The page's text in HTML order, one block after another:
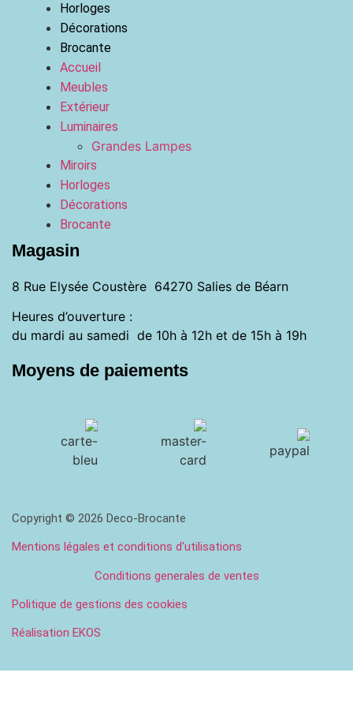
Horloges
Décorations
Brocante
Accueil
Meubles
Extérieur
Luminaires
Grandes Lampes
Miroirs
Horloges
Décorations
Brocante
Magasin
8 Rue Elysée Coustère 64270 Salies de Béarn
Heures d’ouverture :
du mardi au samedi de 10h à 12h et de 15h à 19h
Moyens de paiements
Copyright © 2026 Deco-Brocante
Mentions légales et conditions d'utilisations
Conditions generales de ventes
Politique de gestions des cookies
Réalisation EKOS